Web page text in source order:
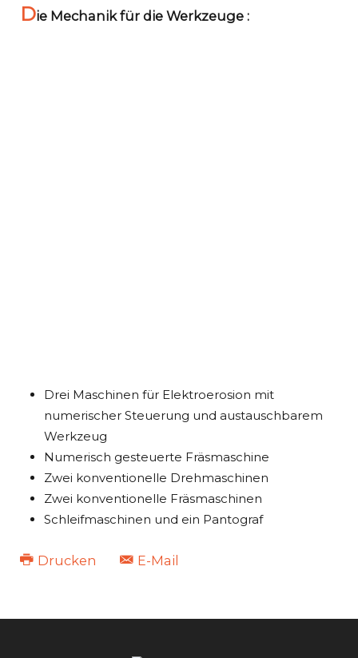
Die Mechanik für die Werkzeuge :
Drei Maschinen für Elektroerosion mit
numerischer Steuerung und austauschbarem
Werkzeug
Numerisch gesteuerte Fräsmaschine
Zwei konventionelle Drehmaschinen
Zwei konventionelle Fräsmaschinen
Schleifmaschinen und ein Pantograf
Drucken E-Mail